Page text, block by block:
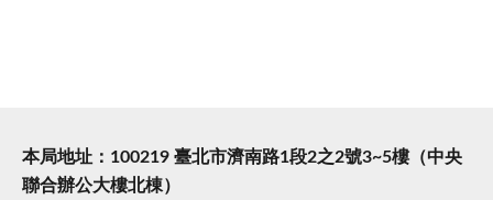
本局地址：100219 臺北市濟南路1段2之2號3~5樓（中央
聯合辦公大樓北棟）